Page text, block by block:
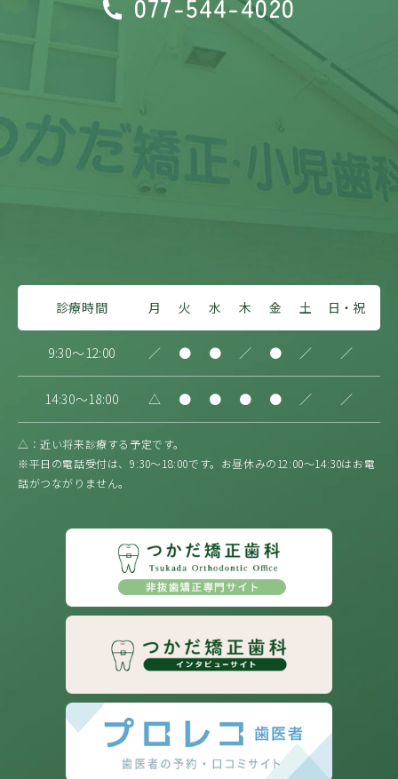
077-544-4020
診療時間 月 火 水 木 金 土 日・祝
9:30～12:00 ／ ● ● ／ ● ／ ／
14:30～18:00 △ ● ● ● ● ／ ／
△：近い将来診療する予定です。
※平日の電話受付は、9:30〜18:00です。お昼休みの12:00〜14:30はお電
話がつながりません。